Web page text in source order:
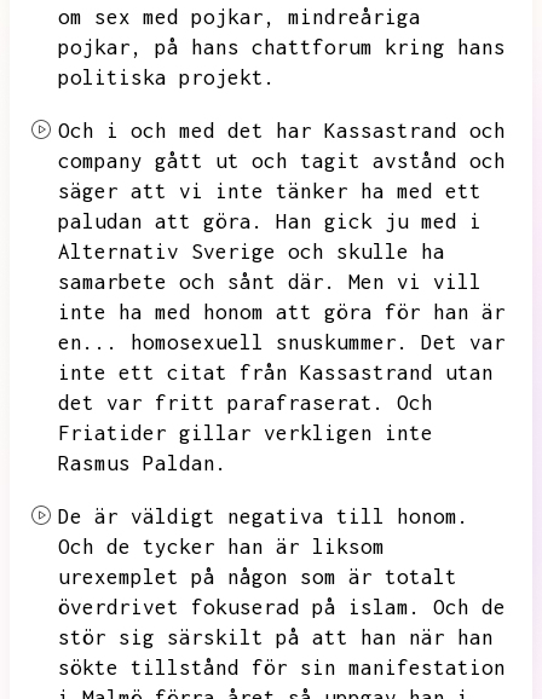
om sex med pojkar,
mindreåriga
pojkar,
på hans chattforum kring hans
politiska projekt.
Och i och med det har Kassastrand och
company gått ut och tagit avstånd och
säger att vi inte tänker ha med ett
paludan att göra.
Han gick ju med i
Alternativ Sverige och skulle ha
samarbete och sånt där.
Men vi vill
inte ha med honom att göra för han är
en...
homosexuell snuskummer.
Det var
inte ett citat från Kassastrand utan
det var fritt parafraserat.
Och
Friatider gillar verkligen inte
Rasmus Paldan.
De är väldigt negativa till honom.
Och de tycker han är liksom
urexemplet på någon som är totalt
överdrivet fokuserad på islam.
Och de
stör sig särskilt på att han när han
sökte tillstånd för sin manifestation